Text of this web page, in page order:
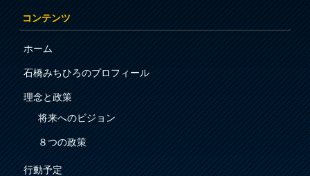
コンテンツ
ホーム
石橋みちひろのプロフィール
理念と政策
将来へのビジョン
８つの政策
行動予定